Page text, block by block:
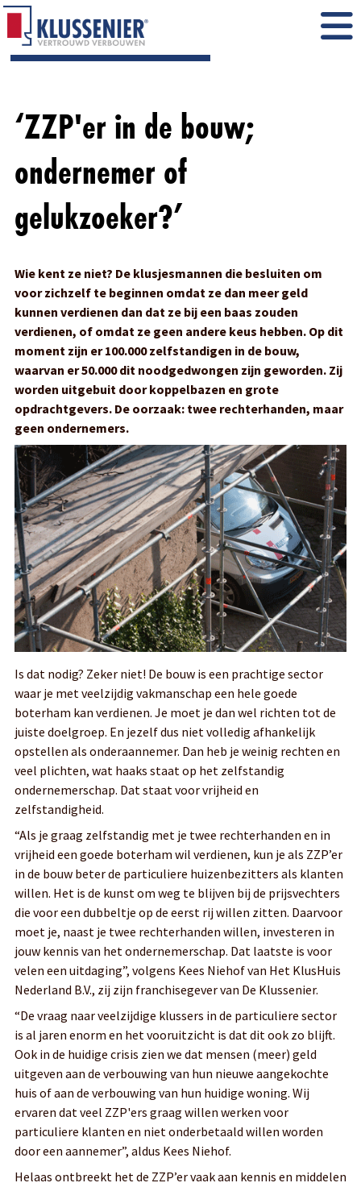
‘ZZP'er in de bouw;
ondernemer of
gelukzoeker?’
Wie kent ze niet? De klusjesmannen die besluiten om
voor zichzelf te beginnen omdat ze dan meer geld
kunnen verdienen dan dat ze bij een baas zouden
verdienen, of omdat ze geen andere keus hebben. Op dit
moment zijn er 100.000 zelfstandigen in de bouw,
waarvan er 50.000 dit noodgedwongen zijn geworden. Zij
worden uitgebuit door koppelbazen en grote
opdrachtgevers. De oorzaak: twee rechterhanden, maar
geen ondernemers.
Is dat nodig? Zeker niet! De bouw is een prachtige sector
waar je met veelzijdig vakmanschap een hele goede
boterham kan verdienen. Je moet je dan wel richten tot de
juiste doelgroep. En jezelf dus niet volledig afhankelijk
opstellen als onderaannemer. Dan heb je weinig rechten en
veel plichten, wat haaks staat op het zelfstandig
ondernemerschap. Dat staat voor vrijheid en
zelfstandigheid.
“Als je graag zelfstandig met je twee rechterhanden en in
vrijheid een goede boterham wil verdienen, kun je als ZZP’er
in de bouw beter de particuliere huizenbezitters als klanten
willen. Het is de kunst om weg te blijven bij de prijsvechters
die voor een dubbeltje op de eerst rij willen zitten. Daarvoor
moet je, naast je twee rechterhanden willen, investeren in
jouw kennis van het ondernemerschap. Dat laatste is voor
velen een uitdaging”, volgens Kees Niehof van Het KlusHuis
Nederland B.V., zij zijn franchisegever van De Klussenier.
“De vraag naar veelzijdige klussers in de particuliere sector
is al jaren enorm en het vooruitzicht is dat dit ook zo blijft.
Ook in de huidige crisis zien we dat mensen (meer) geld
uitgeven aan de verbouwing van hun nieuwe aangekochte
huis of aan de verbouwing van hun huidige woning. Wij
ervaren dat veel ZZP'ers graag willen werken voor
particuliere klanten en niet onderbetaald willen worden
door een aannemer”, aldus Kees Niehof.
Helaas ontbreekt het de ZZP’er vaak aan kennis en middelen